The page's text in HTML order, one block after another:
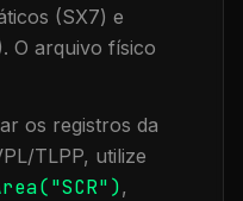
(SX7) e
O arquivo físico
os registros da
TLPP, utilize
SCR"),